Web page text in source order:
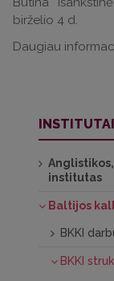
birželio 4 d.
Daugiau
INSTITUTAI
institutas
Baltijos
BKKI
BKKI